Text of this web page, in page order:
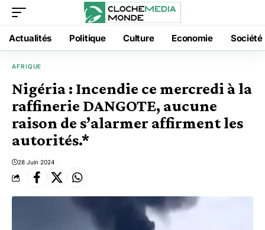
Actualités Politique Culture Economie Société
AFRIQUE
Nigéria : Incendie ce mercredi à la
raffinerie DANGOTE, aucune
raison de s’alarmer affirment les
autorités.*
28 Juin 2024